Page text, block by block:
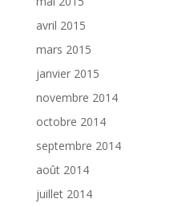
avril 2015
mars 2015
janvier 2015
novembre 2014
octobre 2014
septembre 2014
août 2014
juillet 2014